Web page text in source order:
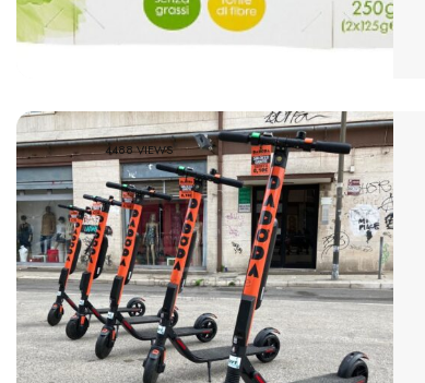
4488 VIEWS